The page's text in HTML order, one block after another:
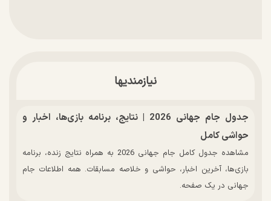
نیازمندیها
جدول جام جهانی 2026 | نتایج، برنامه بازی‌ها، اخبار و
حواشی کامل
مشاهده جدول کامل جام جهانی 2026 به همراه نتایج زنده، برنامه
بازی‌ها، آخرین اخبار، حواشی و خلاصه مسابقات. همه اطلاعات جام
جهانی در یک صفحه.